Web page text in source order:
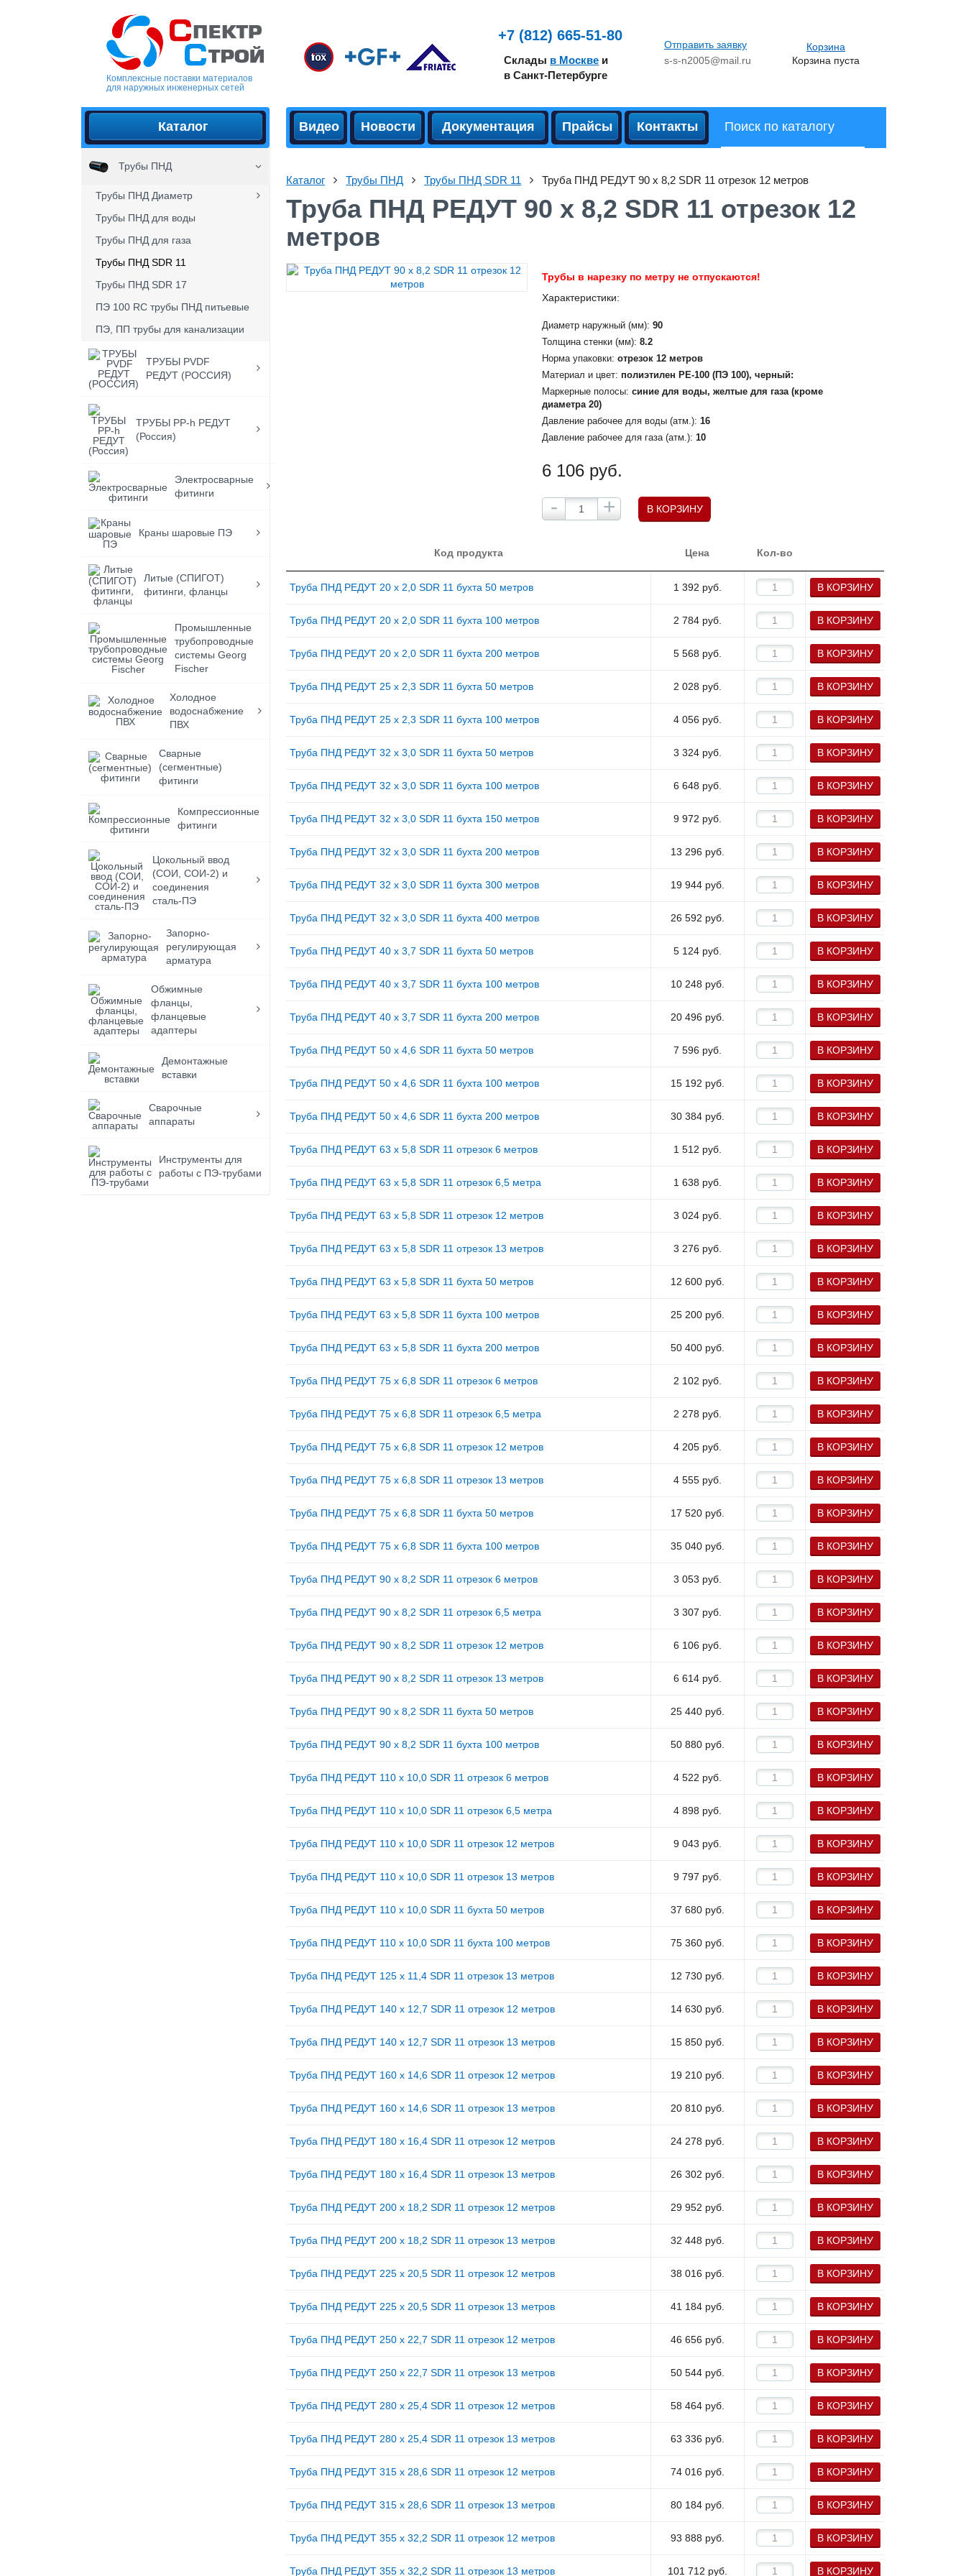
Комплексные поставки материалов
для наружных инженерных сетей
+7 (812) 665-51-80
Склады в Москве и
в Санкт-Петербурге
Отправить заявку
s-s-n2005@mail.ru
Корзина
Корзина пуста
Каталог
Трубы ПНД
Трубы ПНД Диаметр
Трубы ПНД для воды
Трубы ПНД для газа
Трубы ПНД SDR 11
Трубы ПНД SDR 17
ПЭ 100 RC трубы ПНД питьевые
ПЭ, ПП трубы для канализации
ТРУБЫ PVDF
РЕДУТ (РОССИЯ)
ТРУБЫ PP-h РЕДУТ
(Россия)
Электросварные
фитинги
Краны шаровые ПЭ
Литые (СПИГОТ)
фитинги, фланцы
Промышленные
трубопроводные
системы Georg
Fischer
Холодное
водоснабжение
ПВХ
Сварные
(сегментные)
фитинги
Компрессионные
фитинги
Цокольный ввод
(СОИ, СОИ-2) и
соединения
сталь-ПЭ
Запорно-
регулирующая
арматура
Обжимные
фланцы,
фланцевые
адаптеры
Демонтажные
вставки
Сварочные
аппараты
Инструменты для
работы с ПЭ-трубами
Видео Новости Документация Прайсы Контакты
Каталог Трубы ПНД Трубы ПНД SDR 11 Труба ПНД РЕДУТ 90 х 8,2 SDR 11 отрезок 12 метров
Труба ПНД РЕДУТ 90 х 8,2 SDR 11 отрезок 12
метров
Трубы в нарезку по метру не отпускаются!
Характеристики:
Диаметр наружный (мм): 90
Толщина стенки (мм): 8.2
Норма упаковки: отрезок 12 метров
Материал и цвет: полиэтилен PE-100 (ПЭ 100), черный:
Маркерные полосы: синие для воды, желтые для газа (кроме
диаметра 20)
Давление рабочее для воды (атм.): 16
Давление рабочее для газа (атм.): 10
6 106 руб.
- + В КОРЗИНУ
Код продукта Цена Кол-во
Труба ПНД РЕДУТ 20 х 2,0 SDR 11 бухта 50 метров 1 392 руб. В КОРЗИНУ
Труба ПНД РЕДУТ 20 х 2,0 SDR 11 бухта 100 метров 2 784 руб. В КОРЗИНУ
Труба ПНД РЕДУТ 20 х 2,0 SDR 11 бухта 200 метров 5 568 руб. В КОРЗИНУ
Труба ПНД РЕДУТ 25 х 2,3 SDR 11 бухта 50 метров 2 028 руб. В КОРЗИНУ
Труба ПНД РЕДУТ 25 х 2,3 SDR 11 бухта 100 метров 4 056 руб. В КОРЗИНУ
Труба ПНД РЕДУТ 32 х 3,0 SDR 11 бухта 50 метров 3 324 руб. В КОРЗИНУ
Труба ПНД РЕДУТ 32 х 3,0 SDR 11 бухта 100 метров 6 648 руб. В КОРЗИНУ
Труба ПНД РЕДУТ 32 х 3,0 SDR 11 бухта 150 метров 9 972 руб. В КОРЗИНУ
Труба ПНД РЕДУТ 32 х 3,0 SDR 11 бухта 200 метров 13 296 руб. В КОРЗИНУ
Труба ПНД РЕДУТ 32 х 3,0 SDR 11 бухта 300 метров 19 944 руб. В КОРЗИНУ
Труба ПНД РЕДУТ 32 х 3,0 SDR 11 бухта 400 метров 26 592 руб. В КОРЗИНУ
Труба ПНД РЕДУТ 40 х 3,7 SDR 11 бухта 50 метров 5 124 руб. В КОРЗИНУ
Труба ПНД РЕДУТ 40 х 3,7 SDR 11 бухта 100 метров 10 248 руб. В КОРЗИНУ
Труба ПНД РЕДУТ 40 х 3,7 SDR 11 бухта 200 метров 20 496 руб. В КОРЗИНУ
Труба ПНД РЕДУТ 50 х 4,6 SDR 11 бухта 50 метров 7 596 руб. В КОРЗИНУ
Труба ПНД РЕДУТ 50 х 4,6 SDR 11 бухта 100 метров 15 192 руб. В КОРЗИНУ
Труба ПНД РЕДУТ 50 х 4,6 SDR 11 бухта 200 метров 30 384 руб. В КОРЗИНУ
Труба ПНД РЕДУТ 63 х 5,8 SDR 11 отрезок 6 метров 1 512 руб. В КОРЗИНУ
Труба ПНД РЕДУТ 63 х 5,8 SDR 11 отрезок 6,5 метра 1 638 руб. В КОРЗИНУ
Труба ПНД РЕДУТ 63 х 5,8 SDR 11 отрезок 12 метров 3 024 руб. В КОРЗИНУ
Труба ПНД РЕДУТ 63 х 5,8 SDR 11 отрезок 13 метров 3 276 руб. В КОРЗИНУ
Труба ПНД РЕДУТ 63 х 5,8 SDR 11 бухта 50 метров 12 600 руб. В КОРЗИНУ
Труба ПНД РЕДУТ 63 х 5,8 SDR 11 бухта 100 метров 25 200 руб. В КОРЗИНУ
Труба ПНД РЕДУТ 63 х 5,8 SDR 11 бухта 200 метров 50 400 руб. В КОРЗИНУ
Труба ПНД РЕДУТ 75 х 6,8 SDR 11 отрезок 6 метров 2 102 руб. В КОРЗИНУ
Труба ПНД РЕДУТ 75 х 6,8 SDR 11 отрезок 6,5 метра 2 278 руб. В КОРЗИНУ
Труба ПНД РЕДУТ 75 х 6,8 SDR 11 отрезок 12 метров 4 205 руб. В КОРЗИНУ
Труба ПНД РЕДУТ 75 х 6,8 SDR 11 отрезок 13 метров 4 555 руб. В КОРЗИНУ
Труба ПНД РЕДУТ 75 х 6,8 SDR 11 бухта 50 метров 17 520 руб. В КОРЗИНУ
Труба ПНД РЕДУТ 75 х 6,8 SDR 11 бухта 100 метров 35 040 руб. В КОРЗИНУ
Труба ПНД РЕДУТ 90 х 8,2 SDR 11 отрезок 6 метров 3 053 руб. В КОРЗИНУ
Труба ПНД РЕДУТ 90 х 8,2 SDR 11 отрезок 6,5 метра 3 307 руб. В КОРЗИНУ
Труба ПНД РЕДУТ 90 х 8,2 SDR 11 отрезок 12 метров 6 106 руб. В КОРЗИНУ
Труба ПНД РЕДУТ 90 х 8,2 SDR 11 отрезок 13 метров 6 614 руб. В КОРЗИНУ
Труба ПНД РЕДУТ 90 х 8,2 SDR 11 бухта 50 метров 25 440 руб. В КОРЗИНУ
Труба ПНД РЕДУТ 90 х 8,2 SDR 11 бухта 100 метров 50 880 руб. В КОРЗИНУ
Труба ПНД РЕДУТ 110 х 10,0 SDR 11 отрезок 6 метров 4 522 руб. В КОРЗИНУ
Труба ПНД РЕДУТ 110 х 10,0 SDR 11 отрезок 6,5 метра 4 898 руб. В КОРЗИНУ
Труба ПНД РЕДУТ 110 х 10,0 SDR 11 отрезок 12 метров 9 043 руб. В КОРЗИНУ
Труба ПНД РЕДУТ 110 х 10,0 SDR 11 отрезок 13 метров 9 797 руб. В КОРЗИНУ
Труба ПНД РЕДУТ 110 х 10,0 SDR 11 бухта 50 метров 37 680 руб. В КОРЗИНУ
Труба ПНД РЕДУТ 110 х 10,0 SDR 11 бухта 100 метров 75 360 руб. В КОРЗИНУ
Труба ПНД РЕДУТ 125 х 11,4 SDR 11 отрезок 13 метров 12 730 руб. В КОРЗИНУ
Труба ПНД РЕДУТ 140 х 12,7 SDR 11 отрезок 12 метров 14 630 руб. В КОРЗИНУ
Труба ПНД РЕДУТ 140 х 12,7 SDR 11 отрезок 13 метров 15 850 руб. В КОРЗИНУ
Труба ПНД РЕДУТ 160 х 14,6 SDR 11 отрезок 12 метров 19 210 руб. В КОРЗИНУ
Труба ПНД РЕДУТ 160 х 14,6 SDR 11 отрезок 13 метров 20 810 руб. В КОРЗИНУ
Труба ПНД РЕДУТ 180 х 16,4 SDR 11 отрезок 12 метров 24 278 руб. В КОРЗИНУ
Труба ПНД РЕДУТ 180 х 16,4 SDR 11 отрезок 13 метров 26 302 руб. В КОРЗИНУ
Труба ПНД РЕДУТ 200 х 18,2 SDR 11 отрезок 12 метров 29 952 руб. В КОРЗИНУ
Труба ПНД РЕДУТ 200 х 18,2 SDR 11 отрезок 13 метров 32 448 руб. В КОРЗИНУ
Труба ПНД РЕДУТ 225 х 20,5 SDR 11 отрезок 12 метров 38 016 руб. В КОРЗИНУ
Труба ПНД РЕДУТ 225 х 20,5 SDR 11 отрезок 13 метров 41 184 руб. В КОРЗИНУ
Труба ПНД РЕДУТ 250 х 22,7 SDR 11 отрезок 12 метров 46 656 руб. В КОРЗИНУ
Труба ПНД РЕДУТ 250 х 22,7 SDR 11 отрезок 13 метров 50 544 руб. В КОРЗИНУ
Труба ПНД РЕДУТ 280 х 25,4 SDR 11 отрезок 12 метров 58 464 руб. В КОРЗИНУ
Труба ПНД РЕДУТ 280 х 25,4 SDR 11 отрезок 13 метров 63 336 руб. В КОРЗИНУ
Труба ПНД РЕДУТ 315 х 28,6 SDR 11 отрезок 12 метров 74 016 руб. В КОРЗИНУ
Труба ПНД РЕДУТ 315 х 28,6 SDR 11 отрезок 13 метров 80 184 руб. В КОРЗИНУ
Труба ПНД РЕДУТ 355 х 32,2 SDR 11 отрезок 12 метров 93 888 руб. В КОРЗИНУ
Труба ПНД РЕДУТ 355 х 32,2 SDR 11 отрезок 13 метров 101 712 руб. В КОРЗИНУ